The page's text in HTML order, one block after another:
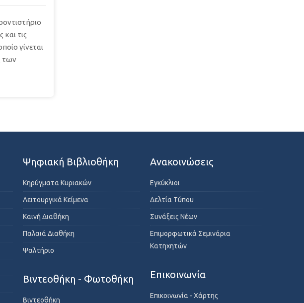
και τις
γίνεται
των
Ψηφιακή Βιβλιοθήκη
Κηρύγματα Κυριακών
Λειτουργικά Κείμενα
Καινή Διαθήκη
Παλαιά Διαθήκη
Ψαλτήριο
Βιντεοθήκη - Φωτοθήκη
Βιντεοθήκη
Ανακοινώσεις
Εγκύκλιοι
Δελτία Τύπου
Συνάξεις Νέων
Επιμορφωτικά Σεμινάρια
Κατηχητών
Επικοινωνία
Επικοινωνία - Χάρτης